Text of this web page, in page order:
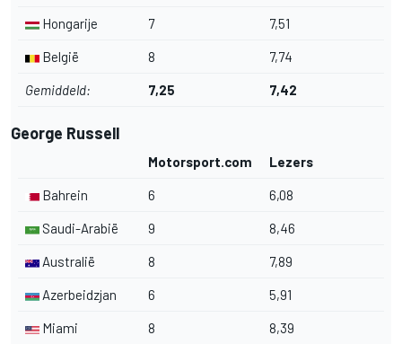
Hongarije 7 7,51
België 8 7,74
Gemiddeld: 7,25 7,42
George Russell
Motorsport.com Lezers
Bahrein 6 6,08
Saudi-Arabië 9 8,46
Australië 8 7,89
Azerbeidzjan 6 5,91
Miami 8 8,39